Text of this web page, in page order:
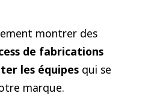
montrer des
de fabrications
les équipesqui se
marque.